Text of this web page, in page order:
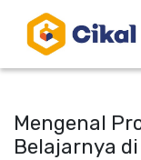
Mengenal
Belajarnya